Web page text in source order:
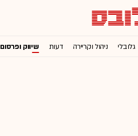
גלובלי ניהול וקריירה דעות שיווק ופרסום